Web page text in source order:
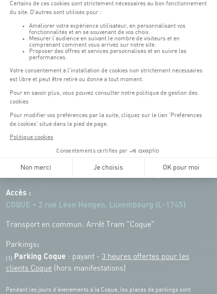
Horaires d'ouverture du batiment de la Coque :
Lundi - vendredi : 06h30 - 22h00
Weekend : 07h30 - 19h00
Accès :
COQUE • 2 rue Léon Hengen, Luxembourg (L-1745)
Transport en commun: Arrêt Tram "Coque"
Parkings:
(1) Parking Coque : payant - 3 heures offertes pour les
clients Coque (hors manifestations)
Pendant les jours d'événements à la Coque, les places de parkings sont